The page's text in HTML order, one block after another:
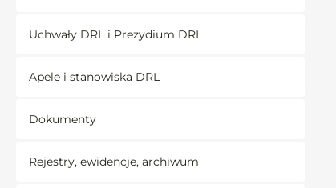
Uchwały DRL i Prezydium DRL
Apele i stanowiska DRL
Dokumenty
Rejestry, ewidencje, archiwum